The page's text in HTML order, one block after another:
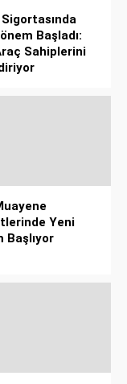
Başladı:
Sahiplerini
Yeni
Başlıyor